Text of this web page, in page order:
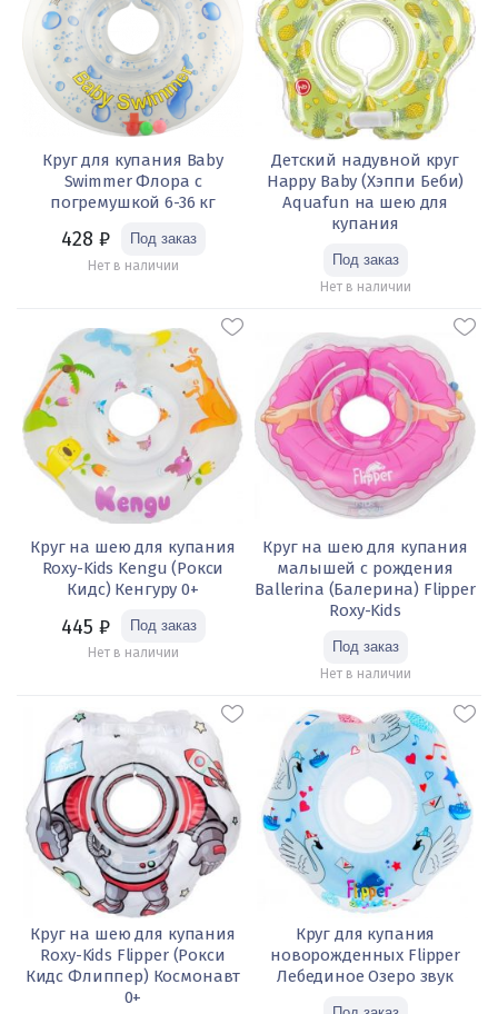
Круг для купания Baby
Swimmer Флора с
погремушкой 6-36 кг
428 ₽
Нет в наличии
Детский надувной круг
Happy Baby (Хэппи Беби)
Aquafun на шею для
купания
Нет в наличии
Круг на шею для купания
Roxy-Kids Kengu (Рокси
Кидс) Кенгуру 0+
445 ₽
Нет в наличии
Круг на шею для купания
малышей с рождения
Ballerina (Балерина) Flipper
Roxy-Kids
Нет в наличии
Круг на шею для купания
Roxy-Kids Flipper (Рокси
Кидс Флиппер) Космонавт
0+
Круг для купания
новорожденных Flipper
Лебединое Озеро звук